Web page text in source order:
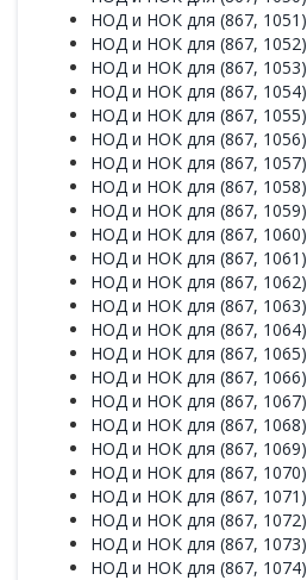
НОД и НОК для (867, 1051)
НОД и НОК для (867, 1052)
НОД и НОК для (867, 1053)
НОД и НОК для (867, 1054)
НОД и НОК для (867, 1055)
НОД и НОК для (867, 1056)
НОД и НОК для (867, 1057)
НОД и НОК для (867, 1058)
НОД и НОК для (867, 1059)
НОД и НОК для (867, 1060)
НОД и НОК для (867, 1061)
НОД и НОК для (867, 1062)
НОД и НОК для (867, 1063)
НОД и НОК для (867, 1064)
НОД и НОК для (867, 1065)
НОД и НОК для (867, 1066)
НОД и НОК для (867, 1067)
НОД и НОК для (867, 1068)
НОД и НОК для (867, 1069)
НОД и НОК для (867, 1070)
НОД и НОК для (867, 1071)
НОД и НОК для (867, 1072)
НОД и НОК для (867, 1073)
НОД и НОК для (867, 1074)